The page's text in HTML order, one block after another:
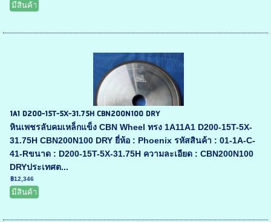
มีสินค้า
1A1 D200-15T-5X-31.75H CBN200N100 DRY
หินเพชรลับคมเหล็กแข็ง CBN Wheel ทรง 1A11A1 D200-15T-5X-
31.75H CBN200N100 DRY ยี่ห้อ : Phoenix รหัสสินค้า : 01-1A-C-
41-Rขนาด : D200-15T-5X-31.75H ความละเอียด : CBN200N100
DRYประเทศต...
฿12,346
มีสินค้า